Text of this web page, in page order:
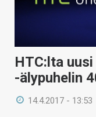
HTC:lta
-älypuhelin
14.4.2017 - 13:53